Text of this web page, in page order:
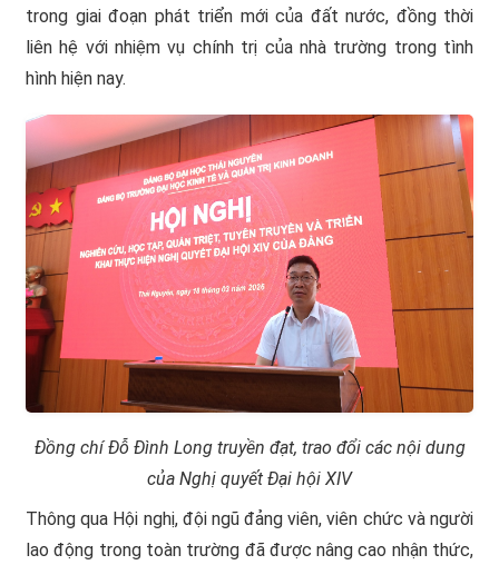
trong giai đoạn phát triển mới của đất nước, đồng thời
liên hệ với nhiệm vụ chính trị của nhà trường trong tình
hình hiện nay.
Đồng chí Đỗ Đình Long truyền đạt, trao đổi các nội dung
của Nghị quyết Đại hội XIV
Thông qua Hội nghị, đội ngũ đảng viên, viên chức và người
lao động trong toàn trường đã được nâng cao nhận thức,